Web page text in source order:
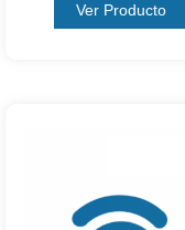
Ver Producto